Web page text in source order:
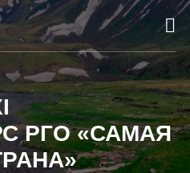
РГО «САМАЯ